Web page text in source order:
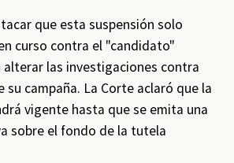
que esta suspensión solo
curso contra el "candidato"
alterar las investigaciones contra
campaña. La Corte aclaró que la
vigente hasta que se emita una
sobre el fondo de la tutela